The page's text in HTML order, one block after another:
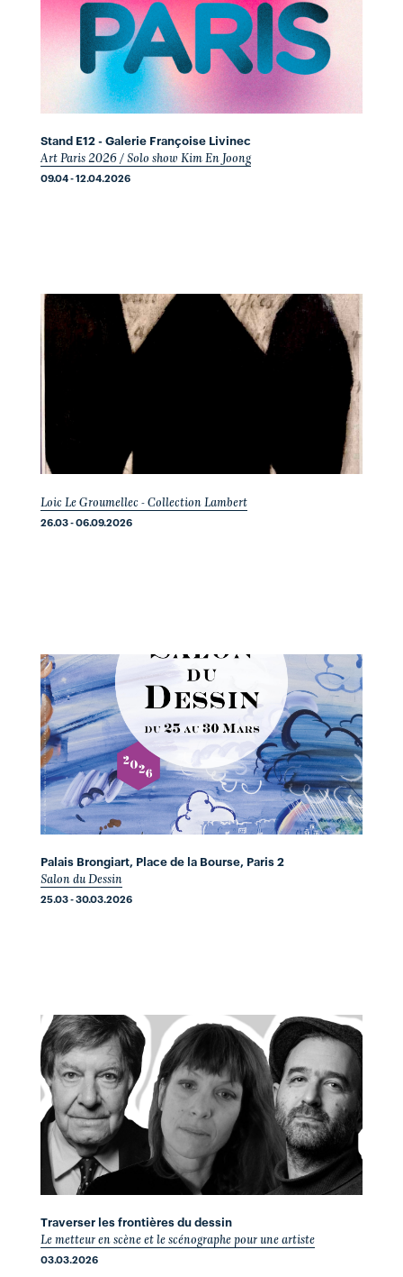
Stand E12 - Galerie Françoise Livinec
Art Paris 2026 / Solo show Kim En Joong
09.04 - 12.04.2026
Loic Le Groumellec - Collection Lambert
26.03 - 06.09.2026
Palais Brongiart, Place de la Bourse, Paris 2
Salon du Dessin
25.03 - 30.03.2026
Traverser les frontières du dessin
Le metteur en scène et le scénographe pour une artiste
03.03.2026